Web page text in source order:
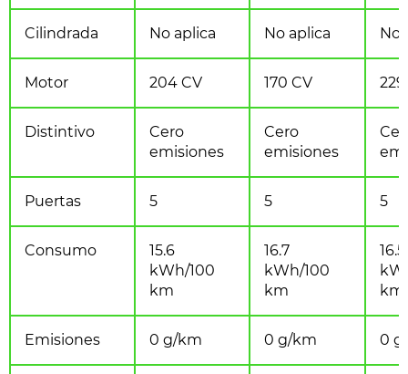
Cilindrada No aplica No aplica No
Motor 204 CV 170 CV 229
Distintivo
Cero
emisiones
Cero
emisiones
Puertas 5 5 5
Consumo
15.6
kWh/100
km
16.7
kWh/100
km
16.5
km
Emisiones 0 g/km 0 g/km 0